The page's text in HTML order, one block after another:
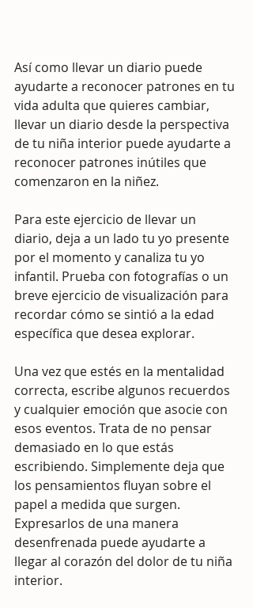
Así como llevar un diario puede
ayudarte a reconocer patrones en tu
vida adulta que quieres cambiar,
llevar un diario desde la perspectiva
de tu niña interior puede ayudarte a
reconocer patrones inútiles que
comenzaron en la niñez.
Para este ejercicio de llevar un
diario, deja a un lado tu yo presente
por el momento y canaliza tu yo
infantil. Prueba con fotografías o un
breve ejercicio de visualización para
recordar cómo se sintió a la edad
específica que desea explorar.
Una vez que estés en la mentalidad
correcta, escribe algunos recuerdos
y cualquier emoción que asocie con
esos eventos. Trata de no pensar
demasiado en lo que estás
escribiendo. Simplemente deja que
los pensamientos fluyan sobre el
papel a medida que surgen.
Expresarlos de una manera
desenfrenada puede ayudarte a
llegar al corazón del dolor de tu niña
interior.